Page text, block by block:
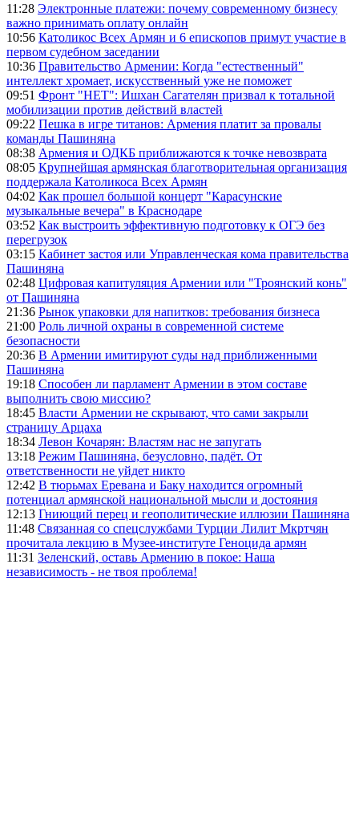
11:28 Электронные платежи: почему современному бизнесу
важно принимать оплату онлайн
10:56 Католикос Всех Армян и 6 епископов примут участие в
первом судебном заседании
10:36 Правительство Армении: Когда "естественный"
интеллект хромает, искусственный уже не поможет
09:51 Фронт "НЕТ": Ишхан Сагателян призвал к тотальной
мобилизации против действий властей
09:22 Пешка в игре титанов: Армения платит за провалы
команды Пашиняна
08:38 Армения и ОДКБ приближаются к точке невозврата
08:05 Крупнейшая армянская благотворительная организация
поддержала Католикоса Всех Армян
04:02 Как прошел большой концерт "Карасунские
музыкальные вечера" в Краснодаре
03:52 Как выстроить эффективную подготовку к ОГЭ без
перегрузок
03:15 Кабинет застоя или Управленческая кома правительства
Пашиняна
02:48 Цифровая капитуляция Армении или "Троянский конь"
от Пашиняна
21:36 Рынок упаковки для напитков: требования бизнеса
21:00 Роль личной охраны в современной системе
безопасности
20:36 В Армении имитируют суды над приближенными
Пашиняна
19:18 Способен ли парламент Армении в этом составе
выполнить свою миссию?
18:45 Власти Армении не скрывают, что сами закрыли
страницу Арцаха
18:34 Левон Кочарян: Властям нас не запугать
13:18 Режим Пашиняна, безусловно, падёт. От
ответственности не уйдет никто
12:42 В тюрьмах Еревана и Баку находится огромный
потенциал армянской национальной мысли и достояния
12:13 Гниющий перец и геополитические иллюзии Пашиняна
11:48 Связанная со спецслужбами Турции Лилит Мкртчян
прочитала лекцию в Музее-институте Геноцида армян
11:31 Зеленский, оставь Армению в покое: Наша
независимость - не твоя проблема!